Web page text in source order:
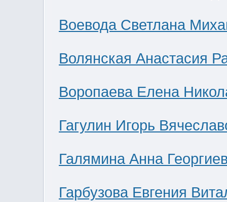
Воевода Светлана
Волянская Анастасия
Воропаева Елена
Гагулин Игорь
Галямина Анна
Гарбузова Евгения